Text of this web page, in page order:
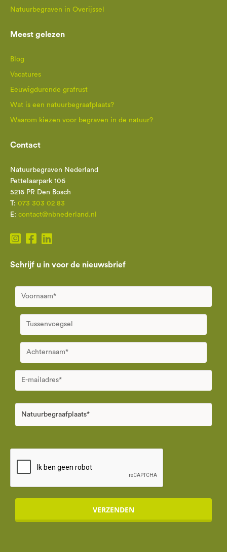
Natuurbegraven in Overijssel
Meest gelezen
Blog
Vacatures
Eeuwigdurende grafrust
Wat is een natuurbegraafplaats?
Waarom kiezen voor begraven in de natuur?
Contact
Natuurbegraven Nederland
Pettelaarpark 106
5216 PR Den Bosch
T: 073 303 02 83
E: contact@nbnederland.nl
Schrijf u in voor de nieuwsbrief
VERZENDEN